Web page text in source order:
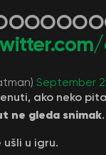
September
ako neko pita
ne gleda snimak.
ušli u igru.